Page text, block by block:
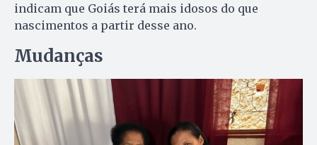
indicam que Goiás terá mais idosos do que
nascimentos a partir desse ano.
Mudanças